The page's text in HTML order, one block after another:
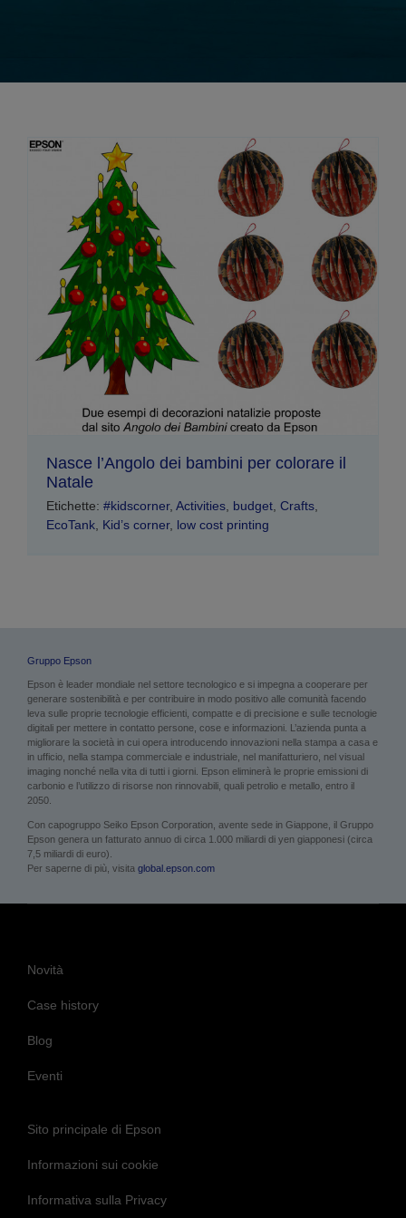
Nasce l’Angolo dei bambini per colorare il
Natale
Etichette: #kidscorner, Activities budget Crafts
EcoTank Kid’s corner, low cost printing
Gruppo Epson
Epson è leader mondiale nel settore tecnologico e si impegna a cooperare per
generare sostenibilità e per contribuire in modo positivo alle comunità facendo
leva sulle proprie tecnologie efficienti, compatte e di precisione e sulle tecnologie
digitali per mettere in contatto persone, cose e informazioni. L’azienda punta a
migliorare la società in cui opera introducendo innovazioni nella stampa a casa e
in ufficio, nella stampa commerciale e industriale, nel manifatturiero, nel visual
imaging nonché nella vita di tutti i giorni. Epson eliminerà le proprie emissioni di
carbonio e l’utilizzo di risorse non rinnovabili, quali petrolio e metallo, entro il
2050.
Con capogruppo Seiko Epson Corporation, avente sede in Giappone, il Gruppo
Epson genera un fatturato annuo di circa 1.000 miliardi di yen giapponesi (circa
7,5 miliardi di euro).
Per saperne di più, visita global.epson.com
Novità
Case history
Blog
Eventi
Sito principale di Epson
Informazioni sui cookie
Informativa sulla Privacy